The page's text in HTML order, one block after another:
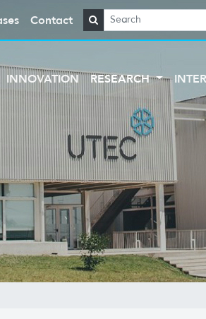
Contact
INNOVATION RESEARCH